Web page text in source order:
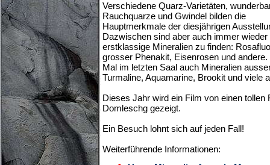
Verschiedene Quarz-Varietäten,
Rauchquarze und Gwindel bilden die
Hauptmerkmale der diesjährigen
Dazwischen sind aber auch immer wieder
erstklassige Mineralien zu finden:
grosser Phenakit, Eisenrosen und
Mal im letzten Saal auch Mineralien
Turmaline, Aquamarine, Brookit und viele
Dieses Jahr wird ein Film von einen tollen
Domleschg gezeigt.
Ein Besuch lohnt sich auf jeden Fall!
Weiterführende Informationen: